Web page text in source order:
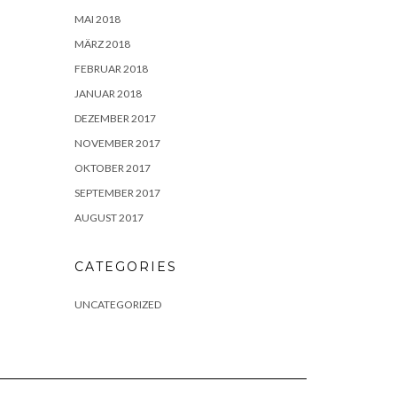
MAI 2018
MÄRZ 2018
FEBRUAR 2018
JANUAR 2018
DEZEMBER 2017
NOVEMBER 2017
OKTOBER 2017
SEPTEMBER 2017
AUGUST 2017
CATEGORIES
UNCATEGORIZED